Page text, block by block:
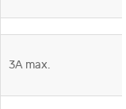
3A max.